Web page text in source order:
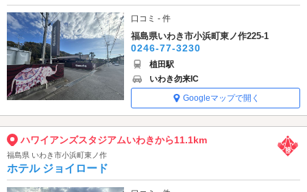
口コミ - 件
福島県いわき市小浜町東ノ作225-1
0246-77-3230
植田駅
いわき勿来IC
Googleマップで開く
ハワイアンズスタジアムいわきから11.1km
福島県 いわき市小浜町東ノ作
ホテル ジョイロード